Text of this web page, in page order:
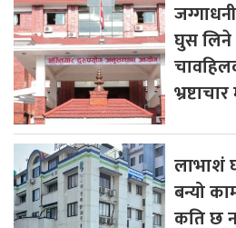
घुस लिने
भ्रष्टाचार
लाभाशं
बन्यो
कति छ